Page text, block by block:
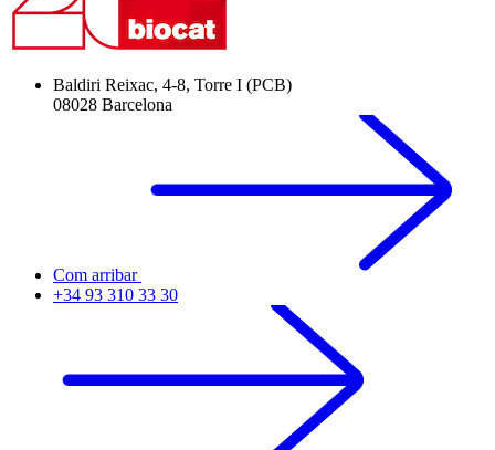
Baldiri Reixac, 4-8, Torre I (PCB)
08028 Barcelona
Com arribar
+34 93 310 33 30